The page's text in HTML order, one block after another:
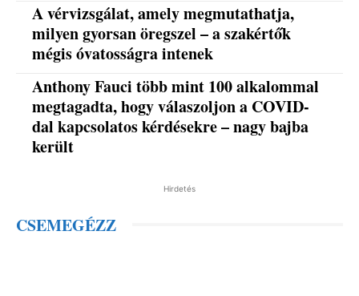
A vérvizsgálat, amely megmutathatja,
milyen gyorsan öregszel – a szakértők
mégis óvatosságra intenek
Anthony Fauci több mint 100 alkalommal
megtagadta, hogy válaszoljon a COVID-
dal kapcsolatos kérdésekre – nagy bajba
került
Hirdetés
CSEMEGÉZZ